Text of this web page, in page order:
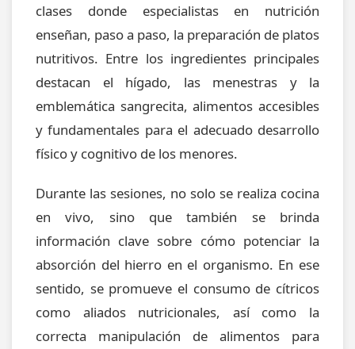
clases donde especialistas en nutrición
enseñan, paso a paso, la preparación de platos
nutritivos. Entre los ingredientes principales
destacan el hígado, las menestras y la
emblemática sangrecita, alimentos accesibles
y fundamentales para el adecuado desarrollo
físico y cognitivo de los menores.
Durante las sesiones, no solo se realiza cocina
en vivo, sino que también se brinda
información clave sobre cómo potenciar la
absorción del hierro en el organismo. En ese
sentido, se promueve el consumo de cítricos
como aliados nutricionales, así como la
correcta manipulación de alimentos para